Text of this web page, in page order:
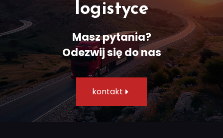
logistyce
Masz pytania?
Odezwij się do nas​
kontakt